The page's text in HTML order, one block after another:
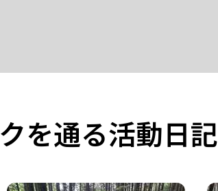
を通る活動日記